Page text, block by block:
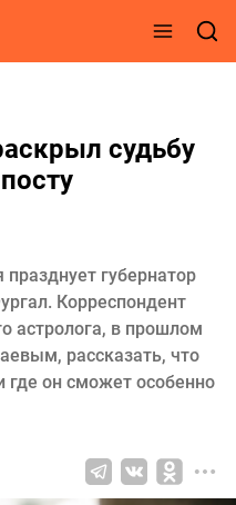
судьбу
губернатор
Корреспондент
астролога, в прошлом
рассказать, что
где он сможет особенно